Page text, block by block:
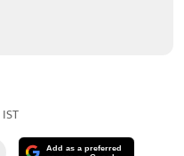
IST
Add as a preferred